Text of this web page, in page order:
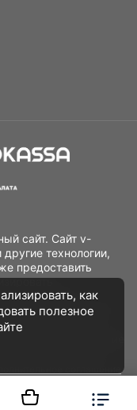
сайт. Сайт v-
технологии,
предоставить
повысить
активностей. Если
данные
их использование
как
полезное